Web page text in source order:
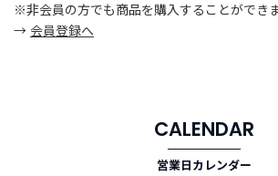
※非会員の方でも商品を購入することができま
→ 会員登録へ
CALENDAR
営業日カレンダー